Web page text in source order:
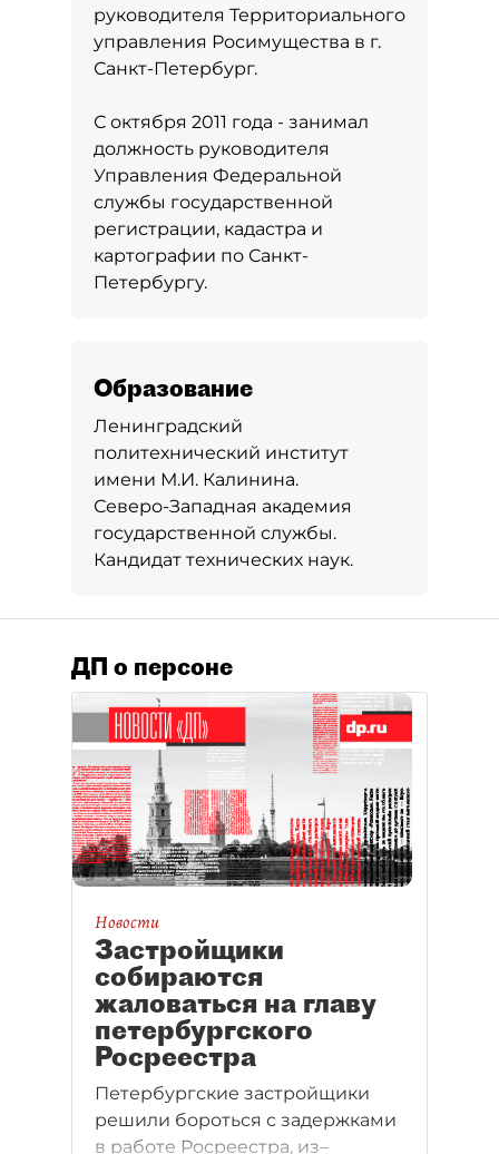
руководителя Территориального
управления Росимущества в г.
Санкт-Петербург.
С октября 2011 года - занимал
должность руководителя
Управления Федеральной
службы государственной
регистрации, кадастра и
картографии по Санкт-
Петербургу.
Образование
Ленинградский
политехнический институт
имени М.И. Калинина.
Северо-Западная академия
государственной службы.
Кандидат технических наук.
ДП о персоне
Новости
Застройщики
собираются
жаловаться на главу
петербургского
Росреестра
Петербургские застройщики
решили бороться с задержками
в работе Росреестра, из–